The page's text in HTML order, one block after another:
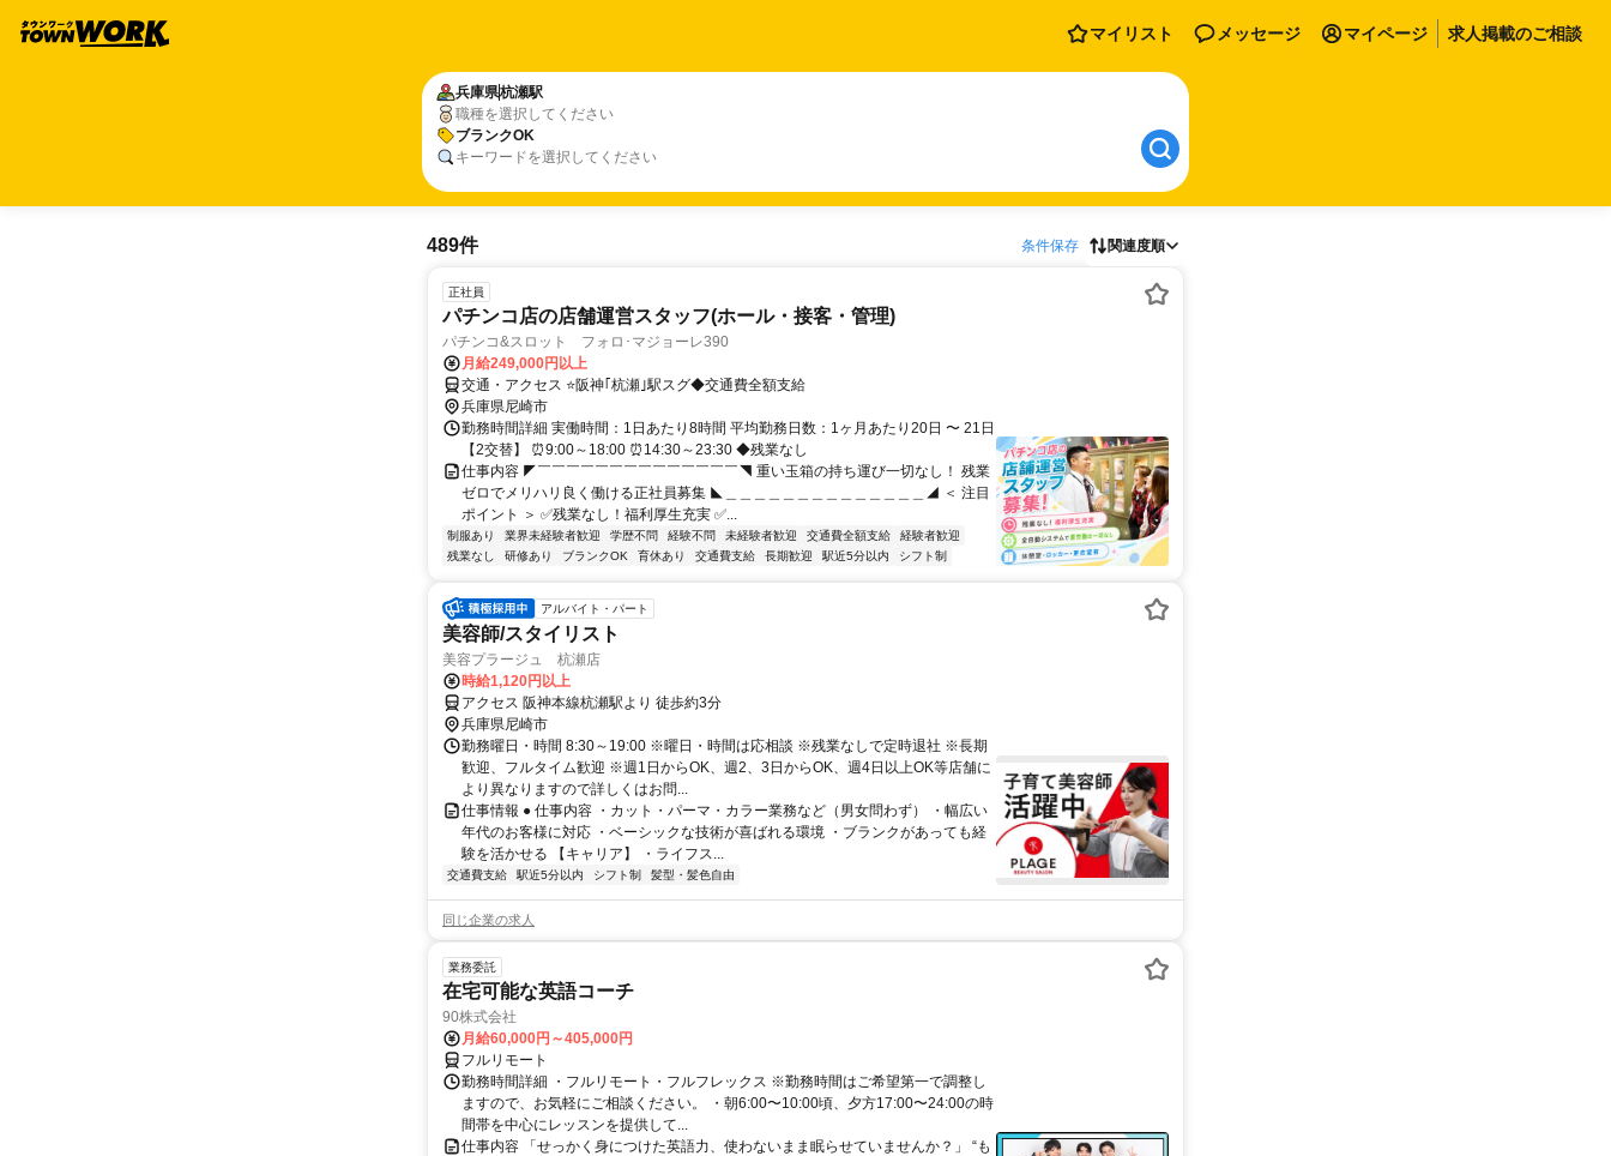
マイリスト メッセージ マイページ 求人掲載のご相談
兵庫県杭瀬駅
職種を選択してください
ブランクOK
キーワードを選択してください
489件 条件保存 関連度順
正社員
パチンコ店の店舗運営スタッフ(ホール・接客・管理)
パチンコ&スロット フォロ･マジョーレ390
月給249,000円以上
交通・アクセス ⭐阪神｢杭瀬｣駅スグ◆交通費全額支給
兵庫県尼崎市
勤務時間詳細 実働時間：1日あたり8時間 平均勤務日数：1ヶ月あたり20日 〜 21日
【2交替】 ⏰9:00～18:00 ⏰14:30～23:30 ◆残業なし
仕事内容 ◤￣￣￣￣￣￣￣￣￣￣￣￣￣￣◥ 重い玉箱の持ち運び一切なし！ 残業
ゼロでメリハリ良く働ける正社員募集 ◣＿＿＿＿＿＿＿＿＿＿＿＿＿＿◢ ＜ 注目
ポイント ＞ ✅残業なし！福利厚生充実 ✅...
制服あり 業界未経験者歓迎 学歴不問 経験不問 未経験者歓迎 交通費全額支給
経験者歓迎
残業なし
研修あり ブランクOK 育休あり 交通費支給 長期歓迎 駅近5分以内 シフト制
アルバイト・パート
美容師/スタイリスト
美容プラージュ 杭瀬店
時給1,120円以上
アクセス 阪神本線杭瀬駅より 徒歩約3分
兵庫県尼崎市
勤務曜日・時間 8:30～19:00 ※曜日・時間は応相談 ※残業なしで定時退社 ※長期
歓迎、フルタイム歓迎 ※週1日からOK、週2、3日からOK、週4日以上OK等店舗に
より異なりますので詳しくはお問...
仕事情報 ● 仕事内容 ・カット・パーマ・カラー業務など（男女問わず） ・幅広い
年代のお客様に対応 ・ベーシックな技術が喜ばれる環境 ・ブランクがあっても経
験を活かせる 【キャリア】 ・ライフス...
交通費支給 駅近5分以内 シフト制 髪型・髪色自由
同じ企業の求人
業務委託
在宅可能な英語コーチ
90株式会社
月給60,000円～405,000円
フルリモート
勤務時間詳細 ・フルリモート・フルフレックス ※勤務時間はご希望第一で調整し
ますので、お気軽にご相談ください。 ・朝6:00〜10:00頃、夕方17:00〜24:00の時
間帯を中心にレッスンを提供して...
仕事内容 「せっかく身につけた英語力、使わないまま眠らせていませんか？」 “も